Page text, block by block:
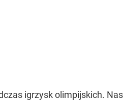
igrzysk olimpijskich.